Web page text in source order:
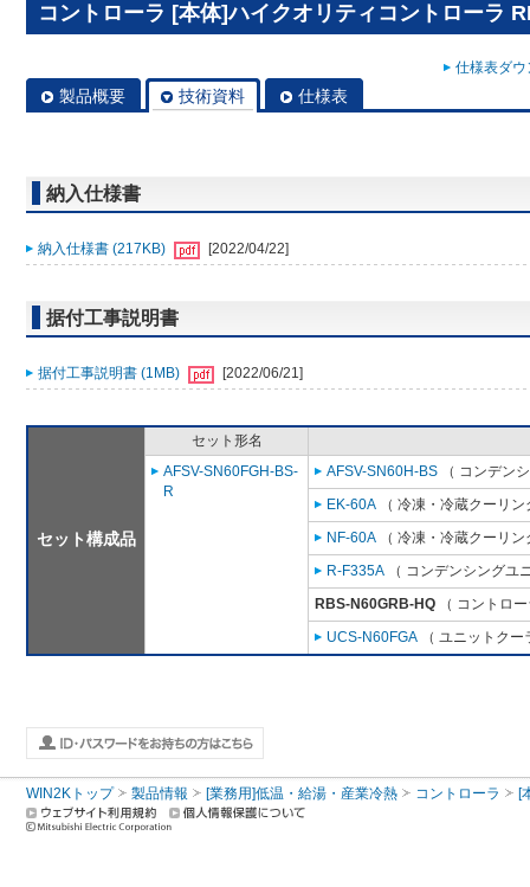
コントローラ [本体]ハイクオリティコントローラ
仕様表ダ
製品概要 技術資料 仕様表
納入仕様書
納入仕様書 (217KB) [2022/04/22]
据付工事説明書
据付工事説明書 (1MB) [2022/06/21]
セット構成品
セット形名
AFSV-SN60FGH-BS-
R
AFSV-SN60H-BS （ コンデン
EK-60A （ 冷凍・冷蔵クーリ
NF-60A （ 冷凍・冷蔵クーリ
R-F335A （ コンデンシングユ
RBS-N60GRB-HQ （ コントロ
UCS-N60FGA （ ユニットク
WIN2Kトップ 製品情報 [業務用]低温・給湯・産業冷熱 コントローラ [